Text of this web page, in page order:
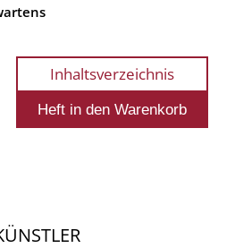
Inhaltsverzeichnis